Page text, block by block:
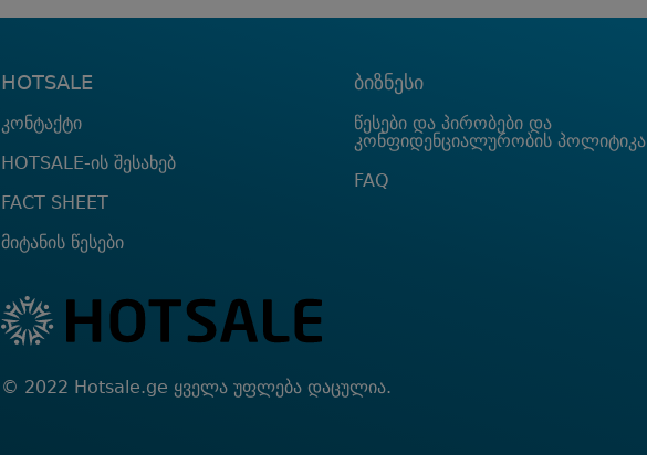
HOTSALE
კონტაქტი
HOTSALE-ის შესახებ
FACT SHEET
მიტანის წესები
ბიზნესი
წესები და პირობები და
კონფიდენციალურობის პოლიტიკა
FAQ
© 2022 Hotsale.ge ყველა უფლება დაცულია.